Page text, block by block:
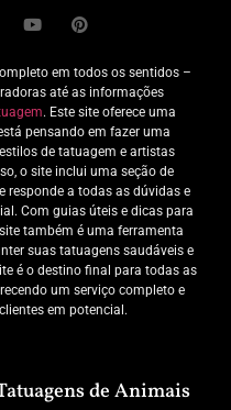
em todos os sentidos –
até as informações
. Este site oferece uma
pensando em fazer uma
de tatuagem e artistas
o site inclui uma seção de
responde a todas as dúvidas e
Com guias úteis e dicas para
também é uma ferramenta
suas tatuagens saudáveis e
é o destino final para todas as
um serviço completo e
em potencial.
de Animais